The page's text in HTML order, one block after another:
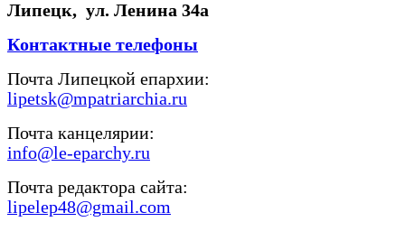
Липецк, ул. Ленина 34а
Контактные телефоны
Почта Липецкой епархии:
lipetsk@mpatriarchia.ru
Почта канцелярии:
info@le-eparchy.ru
Почта редактора сайта:
lipelep48@gmail.com